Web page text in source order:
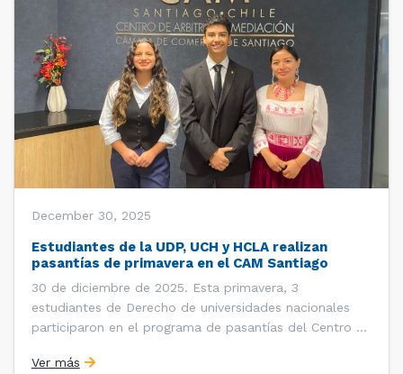
December 30, 2025
Estudiantes de la UDP, UCH y HCLA realizan
pasantías de primavera en el CAM Santiago
30 de diciembre de 2025. Esta primavera, 3
estudiantes de Derecho de universidades nacionales
participaron en el programa de pasantías del Centro de
de Santiago (CCS). Entre el 3 de noviembre y el 30 de
Ver más